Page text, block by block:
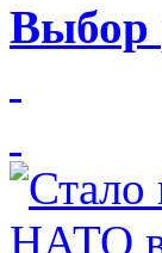
Выбор